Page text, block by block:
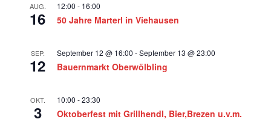
AUG.
16
12:00 - 16:00
50 Jahre Marterl in Viehausen
SEP.
12
September 12 @ 16:00 -September 13 @ 23:00
Bauernmarkt Oberwölbling
OKT.
3
10:00 -23:30
Oktoberfest mit Grillhendl, Bier,Brezen u.v.m.